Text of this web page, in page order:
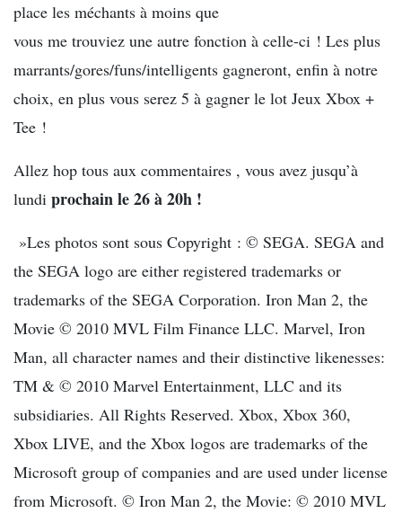
place les méchants à moins que
vous me trouviez une autre fonction à celle-ci ! Les plus
marrants/gores/funs/intelligents gagneront, enfin à notre
choix, en plus vous serez 5 à gagner le lot Jeux Xbox +
Tee !
Allez hop tous aux commentaires , vous avez jusqu’à
lundi prochain le 26 à 20h !
»Les photos sont sous Copyright : © SEGA. SEGA and
the SEGA logo are either registered trademarks or
trademarks of the SEGA Corporation. Iron Man 2, the
Movie © 2010 MVL Film Finance LLC. Marvel, Iron
Man, all character names and their distinctive likenesses:
TM & © 2010 Marvel Entertainment, LLC and its
subsidiaries. All Rights Reserved. Xbox, Xbox 360,
Xbox LIVE, and the Xbox logos are trademarks of the
Microsoft group of companies and are used under license
from Microsoft. © Iron Man 2, the Movie: © 2010 MVL